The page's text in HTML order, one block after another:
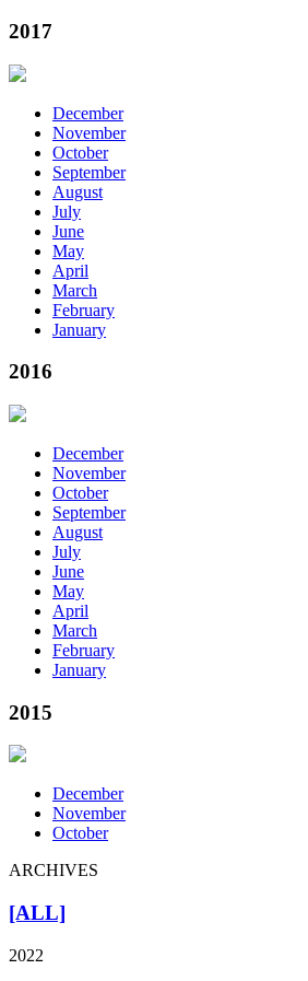
2017
December
November
October
September
August
July
June
May
April
March
February
January
2016
December
November
October
September
August
July
June
May
April
March
February
January
2015
December
November
October
ARCHIVES
[ALL]
2022